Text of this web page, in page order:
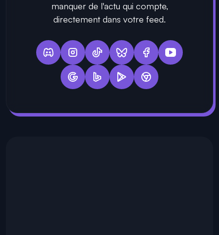
manquer de l'actu qui compte,
directement dans votre feed.